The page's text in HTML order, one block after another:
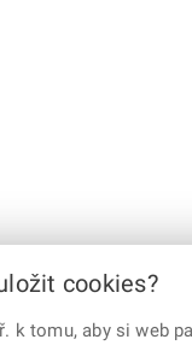
cookies?
tomu, aby si web